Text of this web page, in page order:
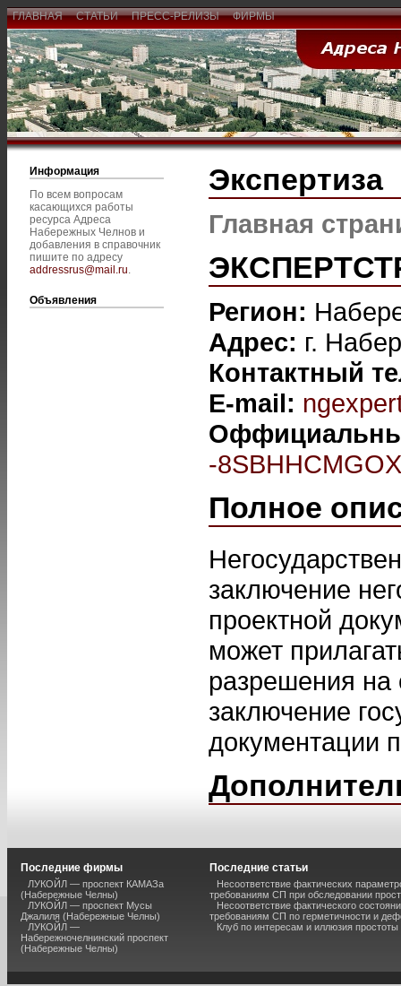
ГЛАВНАЯ СТАТЬИ ПРЕСС-РЕЛИЗЫ ФИРМЫ
Информация
По всем вопросам
касающихся работы
ресурса Адреса
Набережных Челнов и
добавления в справочник
пишите по адресу
addressrus@mail.ru.
Объявления
Экспертиза
Главная
Регион:
Адрес: г.
Контактный
E-mail:
-
Полное
заключение
проектной
может
разрешения на
заключение
документации
Последние фирмы
ЛУКОЙЛ — проспект КАМАЗа
(Набережные Челны)
ЛУКОЙЛ — проспект Мусы
Джалиля (Набережные Челны)
ЛУКОЙЛ —
Набережночелнинский проспект
(Набережные Челны)
Последние статьи
Несоответствие фактических
требованиям СП при обследовании
Несоответствие фактического
требованиям СП по герметичности и
Клуб по интересам и иллюзия простоты